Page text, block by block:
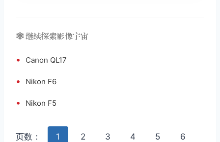
🕸️ 继续探索影像宇宙
• Canon QL17
• Nikon F6
• Nikon F5
页数： 1 2 3 4 5 6